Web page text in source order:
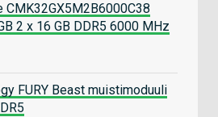
CMK32GX5M2B6000C38
2 x 16 GB DDR5 6000 MHz
FURY Beast muistimoduuli